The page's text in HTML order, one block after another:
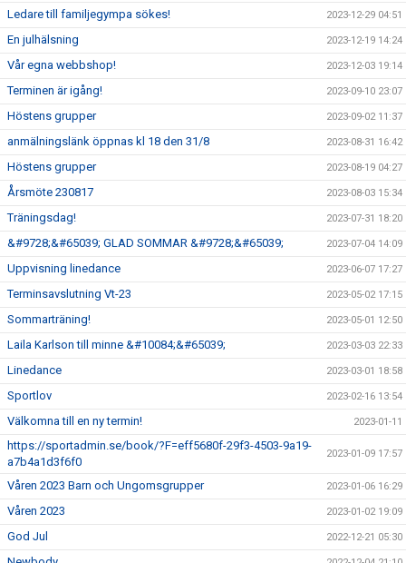
Ledare till familjegympa sökes! 2023-12-29 04:51
En julhälsning 2023-12-19 14:24
Vår egna webbshop! 2023-12-03 19:14
Terminen är igång! 2023-09-10 23:07
Höstens grupper 2023-09-02 11:37
anmälningslänk öppnas kl 18 den 31/8 2023-08-31 16:42
Höstens grupper 2023-08-19 04:27
Årsmöte 230817 2023-08-03 15:34
Träningsdag! 2023-07-31 18:20
&#9728;&#65039; GLAD SOMMAR &#9728;&#65039; 2023-07-04 14:09
Uppvisning linedance 2023-06-07 17:27
Terminsavslutning Vt-23 2023-05-02 17:15
Sommarträning! 2023-05-01 12:50
Laila Karlson till minne &#10084;&#65039; 2023-03-03 22:33
Linedance 2023-03-01 18:58
Sportlov 2023-02-16 13:54
Välkomna till en ny termin! 2023-01-11
https://sportadmin.se/book/?F=eff5680f-29f3-4503-9a19-
a7b4a1d3f6f0
2023-01-09 17:57
Våren 2023 Barn och Ungomsgrupper 2023-01-06 16:29
Våren 2023 2023-01-02 19:09
God Jul 2022-12-21 05:30